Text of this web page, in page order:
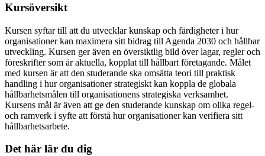
Kursöversikt
Kursen syftar till att du utvecklar kunskap och färdigheter i hur
organisationer kan maximera sitt bidrag till Agenda 2030 och hållbar
utveckling. Kursen ger även en översiktlig bild över lagar, regler och
föreskrifter som är aktuella, kopplat till hållbart företagande. Målet
med kursen är att den studerande ska omsätta teori till praktisk
handling i hur organisationer strategiskt kan koppla de globala
hållbarhetsmålen till organisationens strategiska verksamhet.
Kursens mål är även att ge den studerande kunskap om olika regel-
och ramverk i syfte att förstå hur organisationer kan verifiera sitt
hållbarhetsarbete.
Det här lär du dig